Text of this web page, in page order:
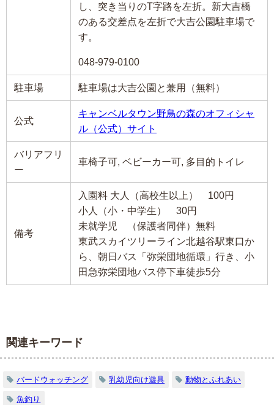
し、突き当りのT字路を左折。新大吉橋
のある交差点を左折で大吉公園駐車場で
す。
048-979-0100
駐車場 駐車場は大吉公園と兼用（無料）
公式
キャンベルタウン野鳥の森のオフィシャ
ル（公式）サイト
バリアフリ
ー
車椅子可, ベビーカー可, 多目的トイレ
備考
入園料 大人（高校生以上） 100円
小人（小・中学生） 30円
未就学児 （保護者同伴）無料
東武スカイツリーライン北越谷駅東口か
ら、朝日バス「弥栄団地循環」行き、小
田急弥栄団地バス停下車徒歩5分
関連キーワード
バードウォッチング 乳幼児向け遊具 動物とふれあい
魚釣り